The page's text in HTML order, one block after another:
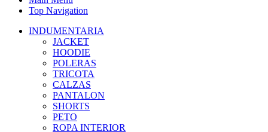
Top Navigation
INDUMENTARIA
JACKET
HOODIE
POLERAS
TRICOTA
CALZAS
PANTALON
SHORTS
PETO
ROPA INTERIOR